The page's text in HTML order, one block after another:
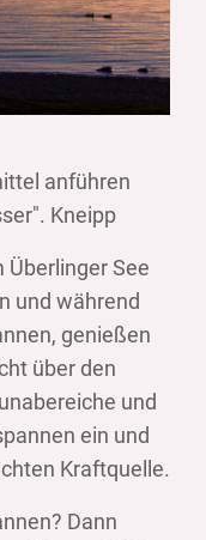
anführen
Kneipp
Überlinger See
und während
genießen
über den
und
ein und
Kraftquelle.
Dann